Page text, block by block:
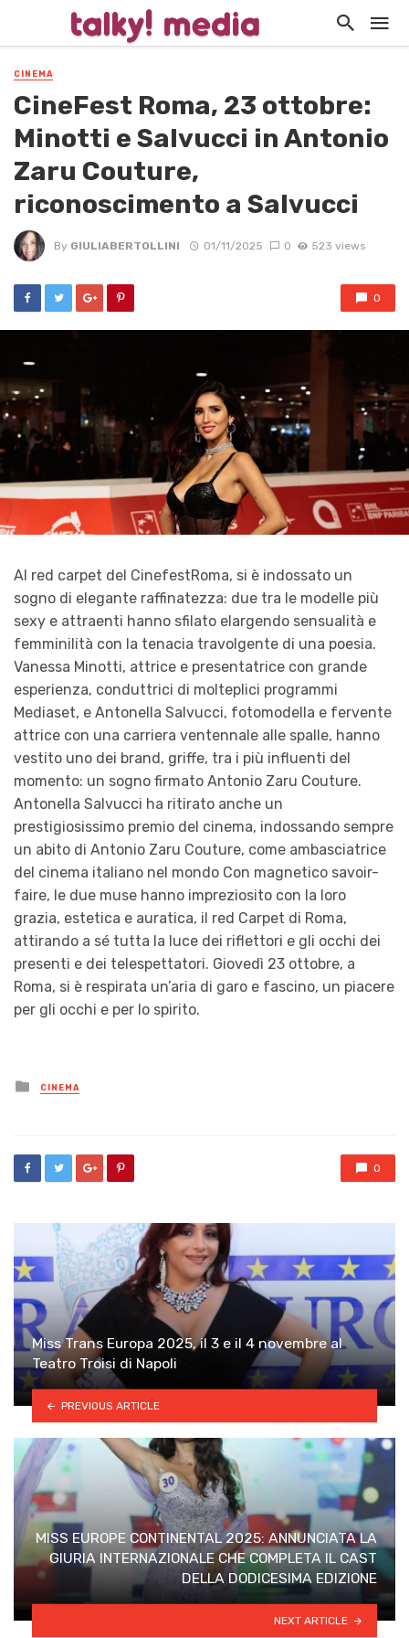
CINEMA
CineFest Roma, 23 ottobre:
Minotti e Salvucci in Antonio
Zaru Couture,
riconoscimento a Salvucci
By GIULIABERTOLLINI 01/11/2025 0 523 views
0
Al red carpet del CinefestRoma, si è indossato un
sogno di elegante raffinatezza: due tra le modelle più
sexy e attraenti hanno sfilato elargendo sensualità e
femminilità con la tenacia travolgente di una poesia.
Vanessa Minotti, attrice e presentatrice con grande
esperienza, conduttrici di molteplici programmi
Mediaset, e Antonella Salvucci, fotomodella e fervente
attrice con una carriera ventennale alle spalle, hanno
vestito uno dei brand, griffe, tra i più influenti del
momento: un sogno firmato Antonio Zaru Couture.
Antonella Salvucci ha ritirato anche un
prestigiosissimo premio del cinema, indossando sempre
un abito di Antonio Zaru Couture, come ambasciatrice
del cinema italiano nel mondo Con magnetico savoir-
faire, le due muse hanno impreziosito con la loro
grazia, estetica e auratica, il red Carpet di Roma,
attirando a sé tutta la luce dei riflettori e gli occhi dei
presenti e dei telespettatori. Giovedì 23 ottobre, a
Roma, si è respirata un’aria di garo e fascino, un piacere
per gli occhi e per lo spirito.
Posted
in
CINEMA
0
Miss Trans Europa 2025, il 3 e il 4 novembre al
Teatro Troisi di Napoli
PREVIOUS ARTICLE
MISS EUROPE CONTINENTAL 2025: ANNUNCIATA LA
GIURIA INTERNAZIONALE CHE COMPLETA IL CAST
DELLA DODICESIMA EDIZIONE
NEXT ARTICLE